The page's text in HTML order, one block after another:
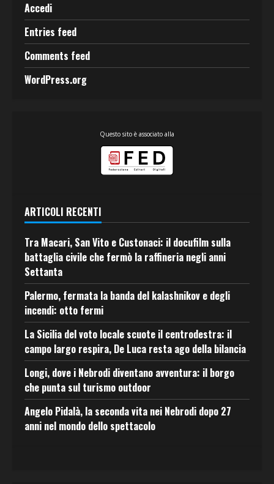
Accedi
Entries feed
Comments feed
WordPress.org
Questo sito è associato alla
ARTICOLI RECENTI
Tra Macari, San Vito e Custonaci: il docufilm sulla
battaglia civile che fermò la raffineria negli anni
Settanta
Palermo, fermata la banda del kalashnikov e degli
incendi: otto fermi
La Sicilia del voto locale scuote il centrodestra: il
campo largo respira, De Luca resta ago della bilancia
Longi, dove i Nebrodi diventano avventura: il borgo
che punta sul turismo outdoor
Angelo Pidalà, la seconda vita nei Nebrodi dopo 27
anni nel mondo dello spettacolo